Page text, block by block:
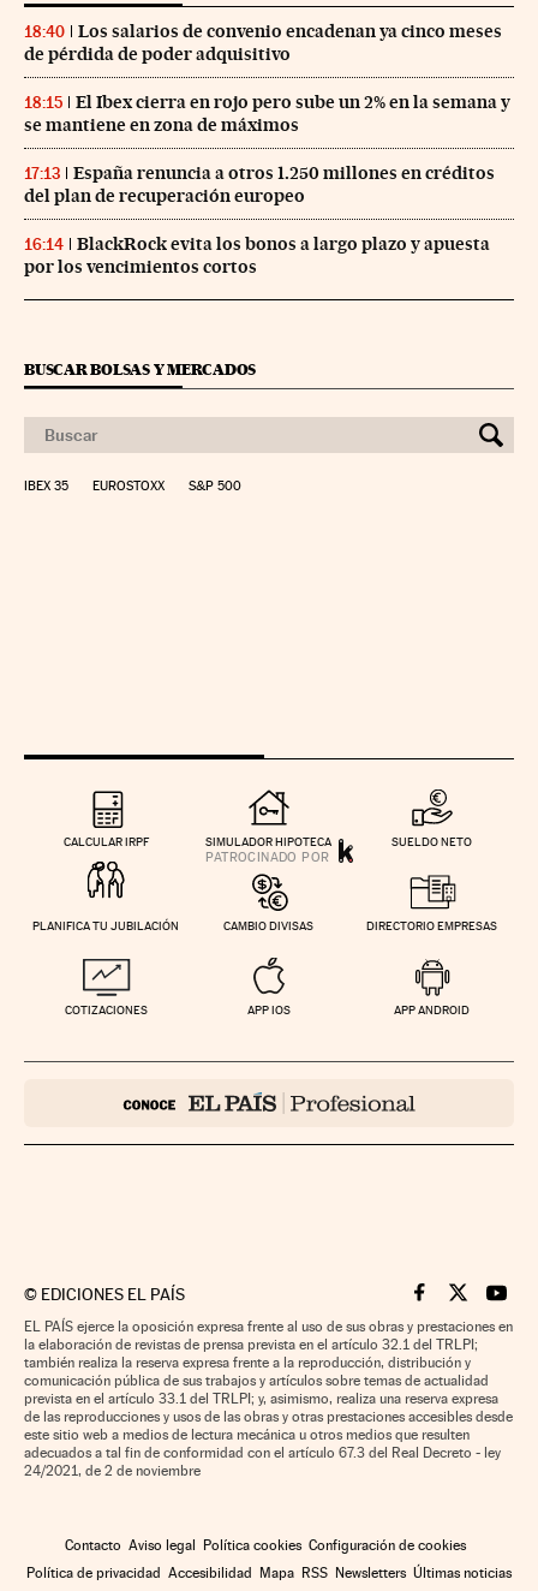
18:40
Los salarios de convenio encadenan ya cinco meses
de pérdida de poder adquisitivo
18:15
El Ibex cierra en rojo pero sube un 2% en la semana y
se mantiene en zona de máximos
17:13
España renuncia a otros 1.250 millones en créditos
del plan de recuperación europeo
16:14
BlackRock evita los bonos a largo plazo y apuesta
por los vencimientos cortos
BUSCAR BOLSAS Y MERCADOS
IBEX 35 EUROSTOXX S&P 500
CALCULAR IRPF SIMULADOR HIPOTECA SUELDO NETO
PLANIFICA TU JUBILACIÓN CAMBIO DIVISAS DIRECTORIO EMPRESAS
COTIZACIONES APP IOS APP ANDROID
© EDICIONES EL PAÍS Cinco Días en
Cinco Días
Cinco
EL PAÍS ejerce la oposición expresa frente al uso de sus obras y prestaciones en
la elaboración de revistas de prensa prevista en el artículo 32.1 del TRLPI;
también realiza la reserva expresa frente a la reproducción, distribución y
comunicación pública de sus trabajos y artículos sobre temas de actualidad
prevista en el artículo 33.1 del TRLPI; y, asimismo, realiza una reserva expresa
de las reproducciones y usos de las obras y otras prestaciones accesibles desde
este sitio web a medios de lectura mecánica u otros medios que resulten
adecuados a tal fin de conformidad con el artículo 67.3 del Real Decreto - ley
24/2021, de 2 de noviembre
Contacto Aviso legal Política cookies Configuración de cookies
Política de privacidad Accesibilidad Mapa RSS Newsletters Últimas noticias